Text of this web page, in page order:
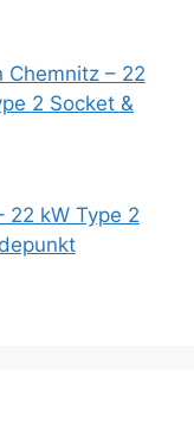
Chemnitz – 22
2 Socket &
22 kW Type 2